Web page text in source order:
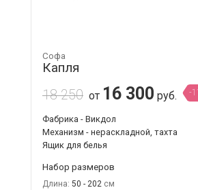
Софа
Капля
18 250 от 16 300 руб. -
Фабрика - Викдол
Механизм - нераскладной, тахта
Ящик для белья
Набор размеров
Длина: 50 - 202